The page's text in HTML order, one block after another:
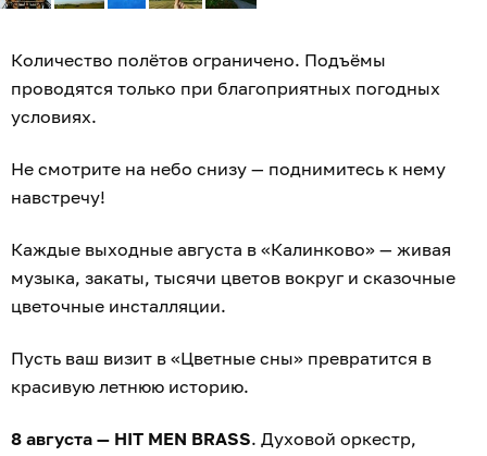
Количество полётов ограничено. Подъёмы
проводятся только при благоприятных погодных
условиях.
Не смотрите на небо снизу — поднимитесь к нему
навстречу!
Каждые выходные августа в «Калинково» — живая
музыка, закаты, тысячи цветов вокруг и сказочные
цветочные инсталляции.
Пусть ваш визит в «Цветные сны» превратится в
красивую летнюю историю.
8 августа — HIT MEN BRASS. Духовой оркестр,